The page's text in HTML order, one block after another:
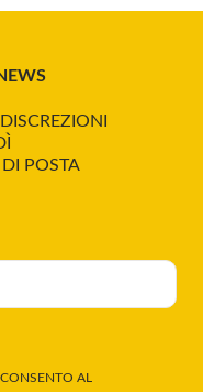
POSTA
AL